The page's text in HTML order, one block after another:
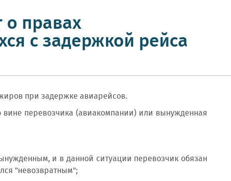
правах
с задержкой рейса
при задержке авиарейсов.
перевозчика (авиакомпании) или вынужденная
и в данной ситуации перевозчик обязан
"невозвратным";